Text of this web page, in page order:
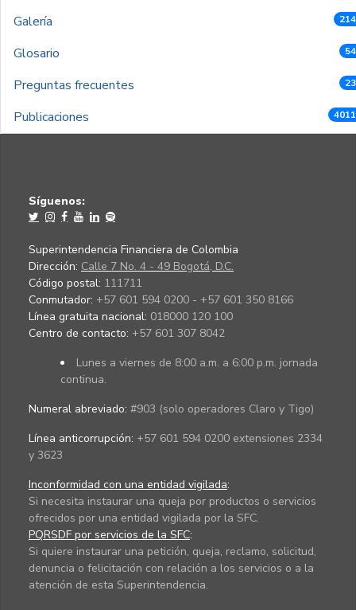
Galería
Glosario
Preguntas frecuentes
Publicaciones
Síguenos:
Superintendencia Financiera de Colombia
Dirección: Calle 7 No. 4 - 49 Bogotá, D.C.
Código postal: 111711
Conmutador: +57 601 594 0200 - +57 601 350 8166
Línea gratuita nacional: 018000 120 100
Centro de contacto: +57 601 307 8042
Lunes a viernes de 8:00 a.m. a 6:00 p.m. jornada
continua.
Numeral abreviado: #903 (solo operadores Claro y Tigo)
Línea anticorrupción: +57 601 594 0200 extensiones 2334
y 3623
Inconformidad con una entidad vigilada:
Si necesita instaurar una queja por productos o servicios
ofrecidos por una entidad vigilada por la SFC.
PQRSDF por servicios de la SFC:
Si quiere instaurar una petición, queja, reclamo, solicitud,
denuncia o felicitación con relación a los servicios o a la
atención de esta Superintendencia.